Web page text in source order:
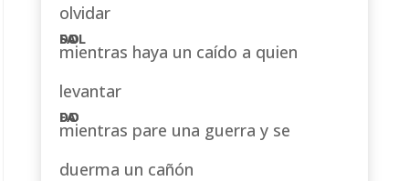
olvidar
mientras haya un caído a quien
levantar
mientras pare una guerra y se
duerma un cañón